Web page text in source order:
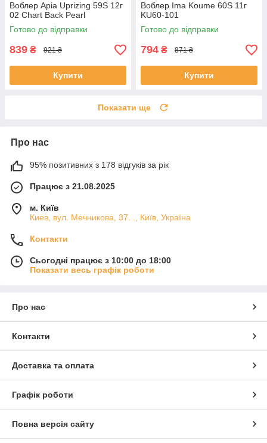
Воблер Apia Uprizing 59S 12г
02 Chart Back Pearl
Готово до відправки
839 ₴ 921 ₴
Купити
Воблер Ima Koume 60S 11г
KU60-101
Готово до відправки
794 ₴ 871 ₴
Купити
Показати ще
Про нас
95% позитивних з 178 відгуків за рік
Працює з 21.08.2025
м. Київ
Киев, вул. Мечникова, 37. ., Київ, Україна
Контакти
Сьогодні працює з 10:00 до 18:00
Показати весь графік роботи
Про нас
Контакти
Доставка та оплата
Графік роботи
Повна версія сайту